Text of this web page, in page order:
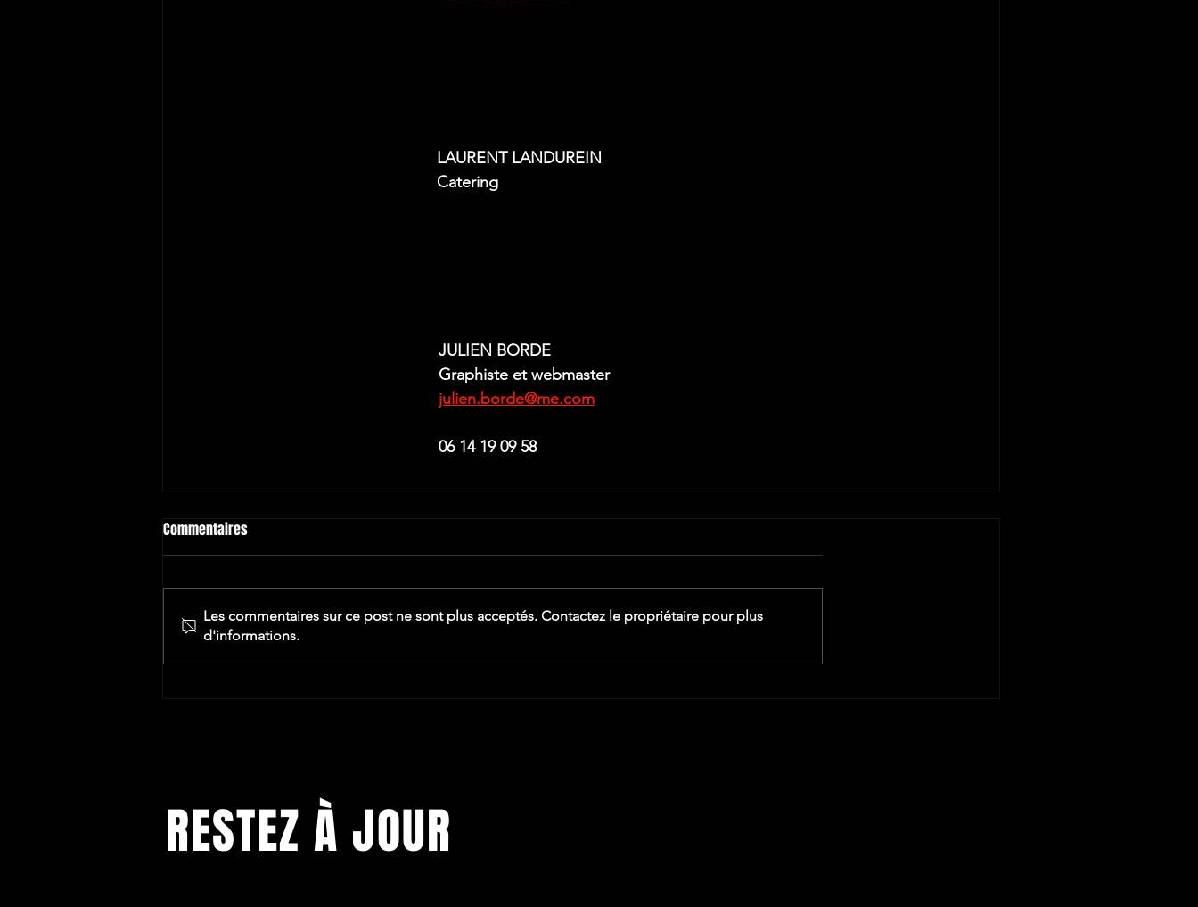
LAURENT LANDUREIN
Catering
JULIEN BORDE
Graphiste et webmaster
julien.borde@me.com
06 14 19 09 58
Commentaires
Les commentaires sur ce post ne sont plus acceptés. Contactez le propriétaire pour plus
d'informations.
RESTEZ À JOUR